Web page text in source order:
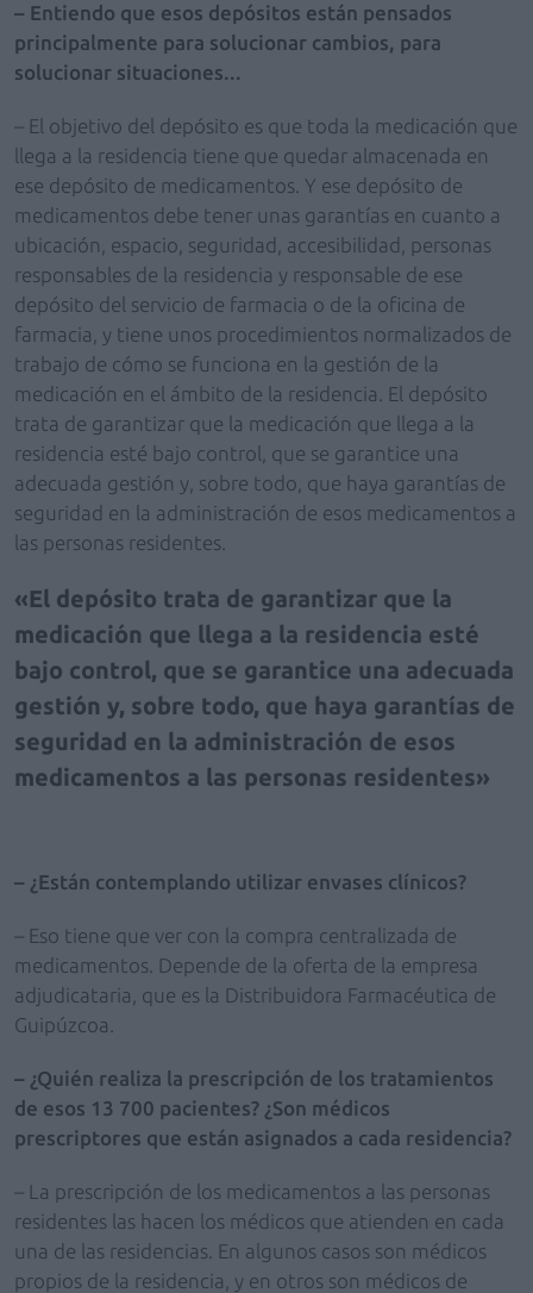
– Entiendo que esos depósitos están pensados
principalmente para solucionar cambios, para
solucionar situaciones...
– El objetivo del depósito es que toda la medicación que
llega a la residencia tiene que quedar almacenada en
ese depósito de medicamentos. Y ese depósito de
medicamentos debe tener unas garantías en cuanto a
ubicación, espacio, seguridad, accesibilidad, personas
responsables de la residencia y responsable de ese
depósito del servicio de farmacia o de la oficina de
farmacia, y tiene unos procedimientos normalizados de
trabajo de cómo se funciona en la gestión de la
medicación en el ámbito de la residencia. El depósito
trata de garantizar que la medicación que llega a la
residencia esté bajo control, que se garantice una
adecuada gestión y, sobre todo, que haya garantías de
seguridad en la administración de esos medicamentos a
las personas residentes.
El depósito trata de garantizar que la
medicación que llega a la residencia esté
bajo control, que se garantice una adecuada
gestión y, sobre todo, que haya garantías de
seguridad en la administración de esos
medicamentos a las personas residentes
– ¿Están contemplando utilizar envases clínicos?
– Eso tiene que ver con la compra centralizada de
medicamentos. Depende de la oferta de la empresa
adjudicataria, que es la Distribuidora Farmacéutica de
Guipúzcoa.
– ¿Quién realiza la prescripción de los tratamientos
de esos 13 700 pacientes? ¿Son médicos
prescriptores que están asignados a cada residencia?
– La prescripción de los medicamentos a las personas
residentes las hacen los médicos que atienden en cada
una de las residencias. En algunos casos son médicos
propios de la residencia, y en otros son médicos de